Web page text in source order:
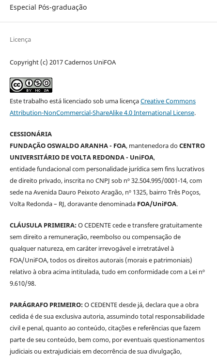
Especial Pós-graduação
Licença
Copyright (c) 2017 Cadernos UniFOA
Este trabalho está licenciado sob uma licençaCreative Commons
Attribution-NonCommercial-ShareAlike 4.0 International License.
CESSIONÁRIA
FUNDAÇÃO OSWALDO ARANHA - FOA, mantenedora doCENTRO
UNIVERSITÁRIO DE VOLTA REDONDA - UniFOA,
entidade fundacional com personalidade jurídica sem fins lucrativos
de direito privado, inscrita no CNPJ sob nº 32.504.995/0001-14, com
sede na Avenida Dauro Peixoto Aragão, nº 1325, bairro Três Poços,
Volta Redonda – RJ, doravante denominada FOA/UniFOA.
CLÁUSULA PRIMEIRA:O CEDENTE cede e transfere gratuitamente
sem direito a remuneração, reembolso ou compensação de
qualquer natureza, em caráter irrevogável e irretratável à
FOA/UniFOA, todos os direitos autorais (morais e patrimoniais)
relativo à obra acima intitulada, tudo em conformidade com a Lei nº
9.610/98.
PARÁGRAFO PRIMEIRO:O CEDENTE desde já, declara que a obra
cedida é de sua exclusiva autoria, assumindo total responsabilidade
civil e penal, quanto ao conteúdo, citações e referências que fazem
parte de seu conteúdo, bem como, por eventuais questionamentos
judiciais ou extrajudiciais em decorrência de sua divulgação,